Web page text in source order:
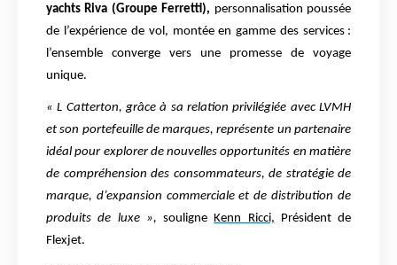
yachts Riva (Groupe Ferretti), personnalisation poussée
de l’expérience de vol, montée en gamme des services :
l’ensemble converge vers une promesse de voyage
unique.
« L Catterton, grâce à sa relation privilégiée avec LVMH
et son portefeuille de marques, représente un partenaire
idéal pour explorer de nouvelles opportunités en matière
de compréhension des consommateurs, de stratégie de
marque, d’expansion commerciale et de distribution de
produits de luxe », souligneKenn Ricci, Président de
Flexjet.